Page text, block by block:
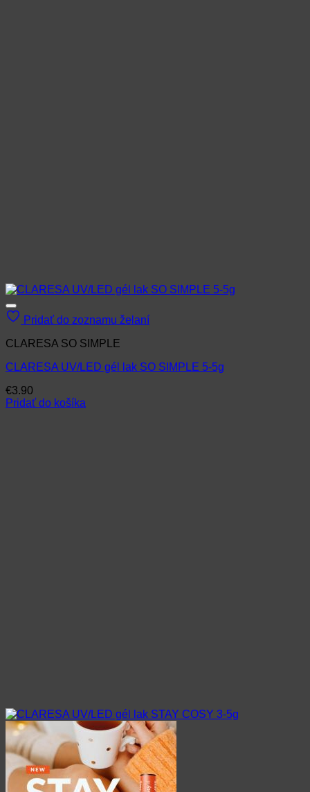
Pridať do zoznamu želaní
CLARESA SO SIMPLE
CLARESA UV/LED gél lak SO SIMPLE 5-5g
€3.90
Pridať do košíka